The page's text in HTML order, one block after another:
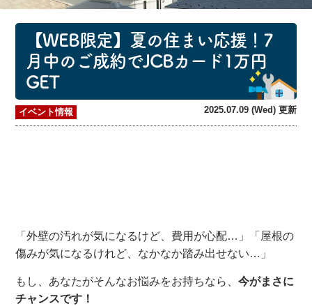
【WEB限定】夏の住まい応援！7
月中のご成約でJCBカード1万円
GET
イベント情報 2025.07.09 (Wed) 更新
「外壁の汚れが気になるけど、費用が心配…」「屋根の
傷みが気になるけれど、なかなか踏み出せない…」
もし、あなたがそんなお悩みをお持ちなら、今がまさに
チャンスです！